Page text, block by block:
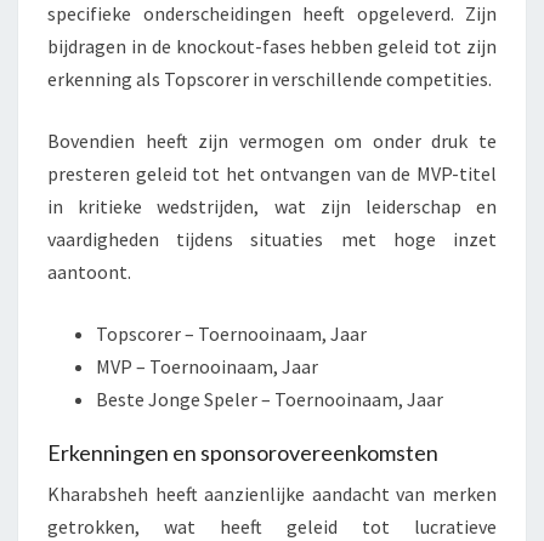
specifieke onderscheidingen heeft opgeleverd. Zijn
bijdragen in de knockout-fases hebben geleid tot zijn
erkenning als Topscorer in verschillende competities.
Bovendien heeft zijn vermogen om onder druk te
presteren geleid tot het ontvangen van de MVP-titel
in kritieke wedstrijden, wat zijn leiderschap en
vaardigheden tijdens situaties met hoge inzet
aantoont.
Topscorer – Toernooinaam, Jaar
MVP – Toernooinaam, Jaar
Beste Jonge Speler – Toernooinaam, Jaar
Erkenningen en sponsorovereenkomsten
Kharabsheh heeft aanzienlijke aandacht van merken
getrokken, wat heeft geleid tot lucratieve